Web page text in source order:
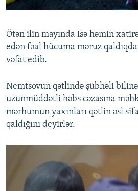
Ötən ilin mayında isə həmin
edən fəal hücuma məruz
vəfat edib.
Nemtsovun qətlində şübhəli
uzunmüddətli həbs cəzasına
mərhumun yaxınları qətlin əsl
qaldığını deyirlər.